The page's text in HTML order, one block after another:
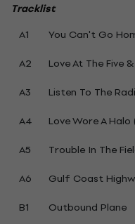
Tracklist
A1
You Can't Go
A2
Love At The Five
A3
Listen To The
A4
Love Wore A
A5
Trouble In The
A6
Gulf Coast
B1
Outbound Plane